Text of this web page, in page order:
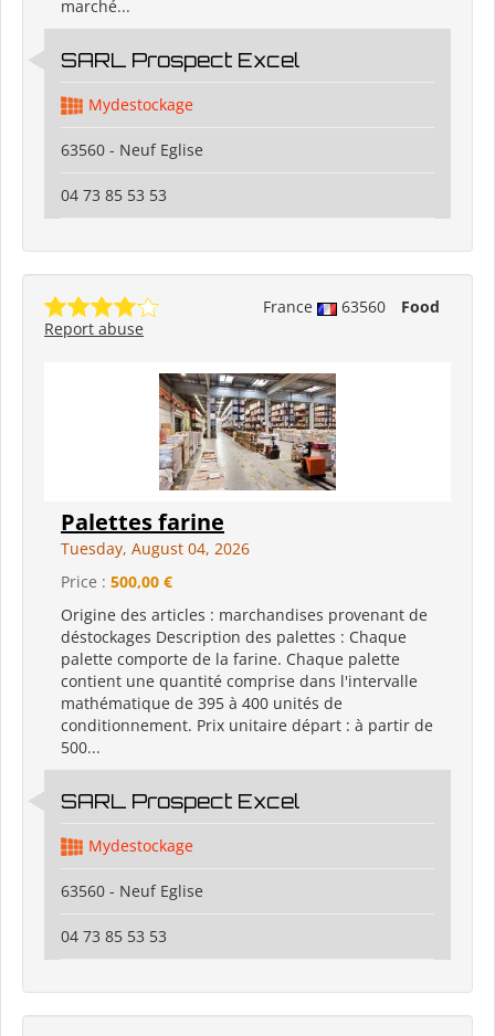
marché...
SARL Prospect Excel
Mydestockage
63560 - Neuf Eglise
04 73 85 53 53
France 63560
Food
Report abuse
Palettes farine
Tuesday, August 04, 2026
Price : 500,00 €
Origine des articles : marchandises provenant de
déstockages Description des palettes : Chaque
palette comporte de la farine. Chaque palette
contient une quantité comprise dans l'intervalle
mathématique de 395 à 400 unités de
conditionnement. Prix unitaire départ : à partir de
500...
SARL Prospect Excel
Mydestockage
63560 - Neuf Eglise
04 73 85 53 53